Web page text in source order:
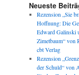
Neueste
Rezension „Sie
Hoffnung: Die
Edward Galinski
Zimetbaum“ von
cbt Verlag
Rezension
der Schuld“ von